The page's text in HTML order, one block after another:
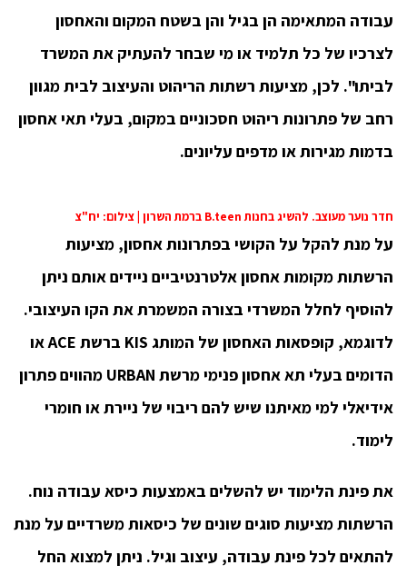
עבודה המתאימה הן בגיל והן בשטח המקום והאחסון
לצרכיו של כל תלמיד או מי שבחר להעתיק את המשרד
לביתו". לכן, מציעות רשתות הריהוט והעיצוב לבית מגוון
רחב של פתרונות ריהוט חסכוניים במקום, בעלי תאי אחסון
בדמות מגירות או מדפים עליונים.
חדר נוער מעוצב. להשיג בחנות B.teen ברמת השרון | צילום: יח"צ
על מנת להקל על הקושי בפתרונות אחסון, מציעות
הרשתות מקומות אחסון אלטרנטיביים ניידים אותם ניתן
להוסיף לחלל המשרדי בצורה המשמרת את הקו העיצובי.
לדוגמא, קופסאות האחסון של המותג KIS ברשת ACE או
הדומים בעלי תא אחסון פנימי מרשת URBAN מהווים פתרון
אידיאלי למי מאיתנו שיש להם ריבוי של ניירת או חומרי
לימוד.
את פינת הלימוד יש להשלים באמצעות כיסא עבודה נוח.
הרשתות מציעות סוגים שונים של כיסאות משרדיים על מנת
להתאים לכל פינת עבודה, עיצוב וגיל. ניתן למצוא החל